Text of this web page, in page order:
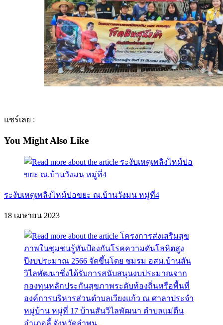
แชร์เลย :
You Might Also Like
ระงับเหตุเพลิงไหม้บ่อขยะ ณ.บ้านวังมน หมู่ที่4
18 เมษายน 2023